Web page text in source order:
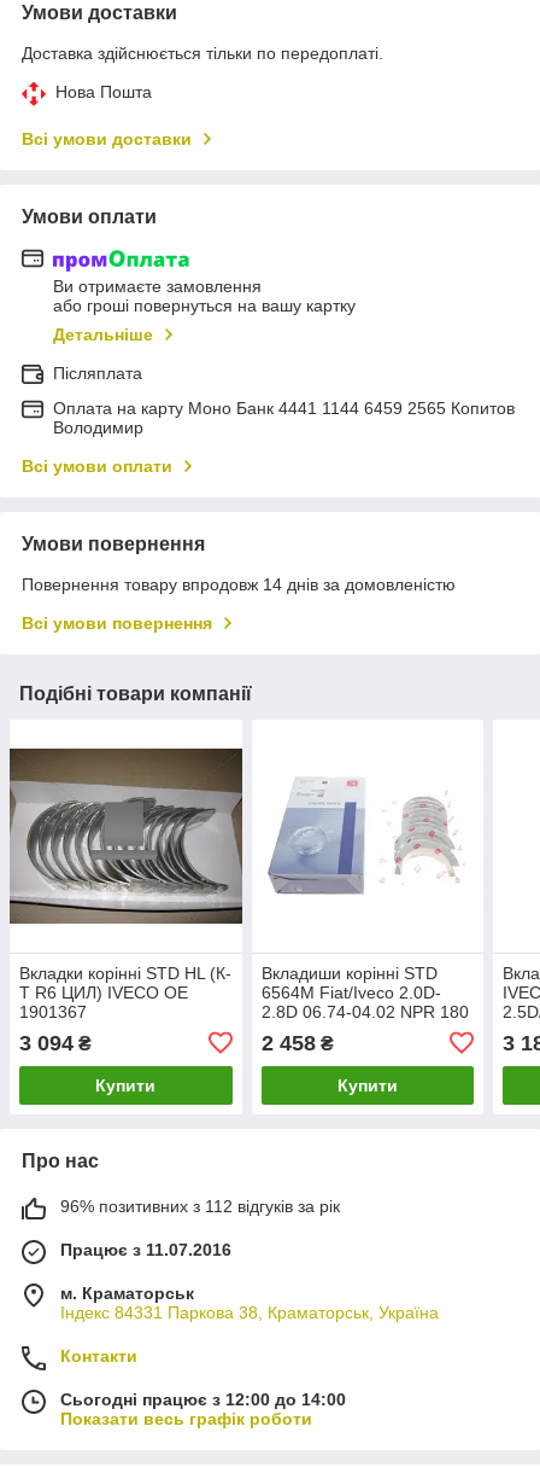
Умови доставки
Доставка здійснюється тільки по передоплаті.
Нова Пошта
Всі умови доставки
Умови оплати
Ви отримаєте замовлення
або гроші повернуться на вашу картку
Детальніше
Післяплата
Оплата на карту Моно Банк 4441 1144 6459 2565 Копитов
Володимир
Всі умови оплати
Умови повернення
Повернення товару впродовж 14 днів за домовленістю
Всі умови повернення
Подібні товари компанії
Вкладки корінні STD HL (К-
Т R6 ЦИЛ) IVECO ОЕ
1901367
8210.02/8210.22/8210.42
GLYCO H1047/7 STD
3 094 ₴
Купити
Вкладиши корінні STD
6564M Fiat/Iveco 2.0D-
2.8D 06.74-04.02 NPR 180
2 458₴
Купити
3
Про нас
96% позитивних з 112 відгуків за рік
Працює з 11.07.2016
м. Краматорськ
Індекс 84331 Паркова 38, Краматорськ, Україна
Контакти
Сьогодні працює з 12:00 до 14:00
Показати весь графік роботи